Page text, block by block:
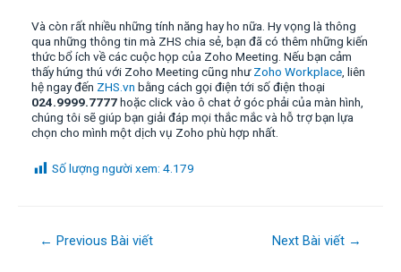
Và còn rất nhiều những tính năng hay ho nữa. Hy vọng là thông
qua những thông tin mà ZHS chia sẻ, bạn đã có thêm những kiến
thức bổ ích về các cuộc họp của Zoho Meeting. Nếu bạn cảm
thấy hứng thú với Zoho Meeting cũng nhưZoho Workplace, liên
hệ ngay đến ZHS.vn bằng cách gọi điện tới số điện thoại
024.9999.7777hoặc click vào ô chat ở góc phải của màn hình,
chúng tôi sẽ giúp bạn giải đáp mọi thắc mắc và hỗ trợ bạn lựa
chọn cho mình một dịch vụ Zoho phù hợp nhất.
Số lượng người xem: 4.179
hướng
← Previous Bài viết Next Bài viết →